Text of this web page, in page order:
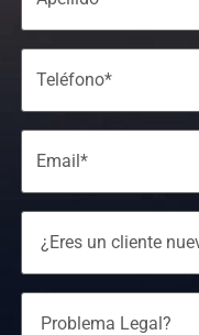
Phone
(Required)
Email
(Required)
Are
You
New
Client?
Legal
Issue?